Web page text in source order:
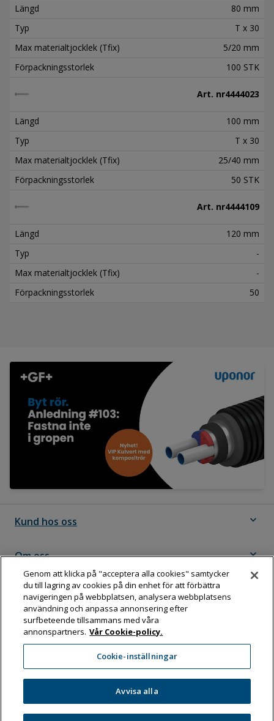
Längd
80 mm
Typ
T x 30
Max materialtjocklek (Tfix)
5/20 mm
Förpackningsstorlek
100 STK
Art. nr4444023
Längd
100 mm
Typ
T x 30
Max materialtjocklek (Tfix)
25/40 mm
Förpackningsstorlek
50 STK
Art. nr4444109
Längd
120 mm
Typ
-
Max materialtjocklek (Tfix)
-
Förpackningsstorlek
50
Kund hos oss expand_more
Om oss expand_more
Följ Dahl
Dahl Sverige AB
Box 11076, 161 11 BROMMA
Tel:08-583 595 00
Genom att klicka på "acceptera alla cookies" samtycker
du till lagring av cookies på din enhet för att förbättra
navigeringen på webbplatsen, analysera webbplatsens
användning och anpassa annonsering efter
surfbeteende tillsammans med våra
annonspartners. Vår Cookie-policy.
Cookie-inställningar
Avvisa alla